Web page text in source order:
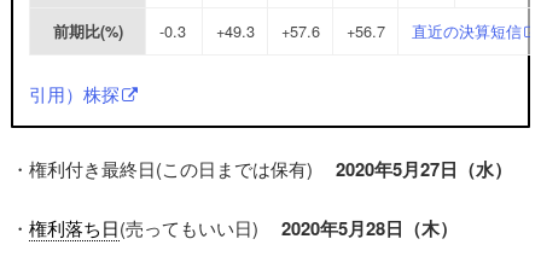
前期比(%) -0.3 +49.3 +57.6 +56.7 直近の決算短信
引用）株探
・権利付き最終日(この日までは保有) 2020年5月27日（水）
・ 権利落ち日(売ってもいい日) 2020年5月28日（木）